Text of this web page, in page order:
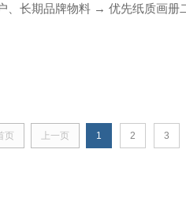
、长期品牌物料 → 优先纸质画册
页 上一页 1 2 3